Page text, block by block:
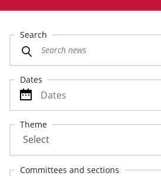
Search
Dates
Theme
Committees and sections